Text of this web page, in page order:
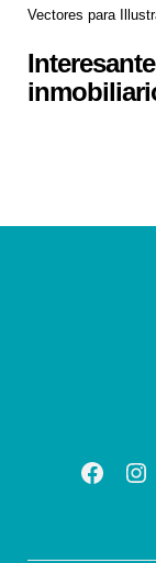
Vectores para